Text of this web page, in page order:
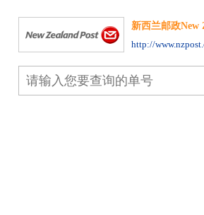
新西兰邮政New
http://